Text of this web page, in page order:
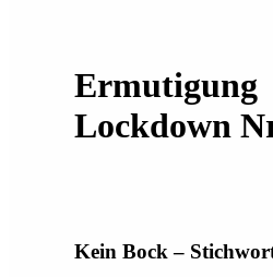
Ermutigung
Lockdown
Kein Bock –